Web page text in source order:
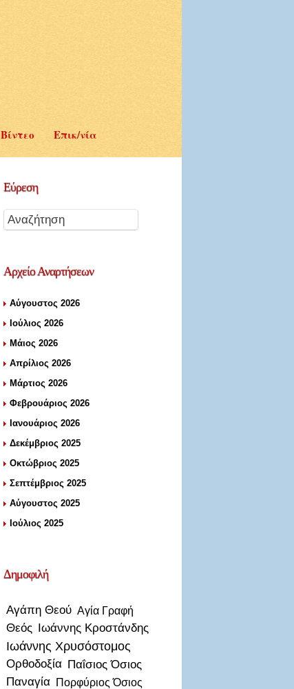
Βίντεο Επικ/νία
Εύρεση
ΑρχείοΑναρτήσεων
Αύγουστος 2026
Ιούλιος 2026
Μάιος 2026
Απρίλιος 2026
Μάρτιος 2026
Φεβρουάριος 2026
Ιανουάριος 2026
Δεκέμβριος 2025
Οκτώβριος 2025
Σεπτέμβριος 2025
Αύγουστος 2025
Ιούλιος 2025
Δημοφιλή
Αγάπη Θεού Αγία Γραφή
Θεός Ιωάννης Κροστάνδης
Ιωάννης Χρυσόστομος
Ορθοδοξία Παΐσιος Όσιος
Παναγία Πορφύριος Όσιος